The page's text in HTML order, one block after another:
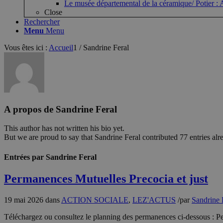
Le musée départemental de la céramique/ Potier
Close
Rechercher
Menu Menu
Vous êtes ici : Accueil1 / Sandrine Feral
A propos de Sandrine Feral
This author has not written his bio yet.
But we are proud to say that Sandrine Feral contributed 77 entries
Entrées par Sandrine Feral
Permanences Mutuelles Precocia et just
19 mai 2026 dans ACTION SOCIALE, LEZ'ACTUS /par Sandrine
Téléchargez ou consultez le planning des permanences ci-dessous :